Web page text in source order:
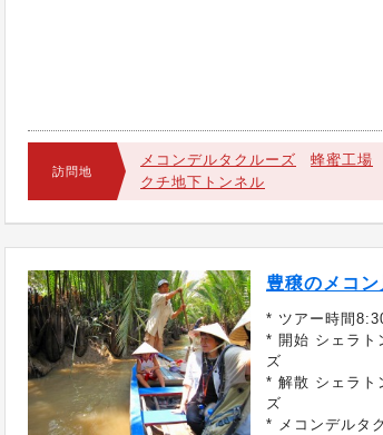
訪問地
メコンデルタクルーズ 蜂蜜工場
クチ地下トンネル
豊穣のメコ
* ツアー時間
* 開始 シェラト
ズ
* 解散 シェラト
ズ
* メコンデルタ